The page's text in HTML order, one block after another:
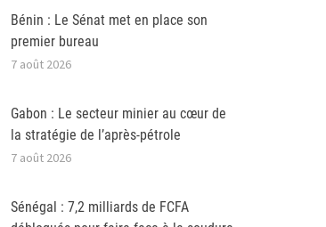
Bénin : Le Sénat met en place son
premier bureau
7 août 2026
Gabon : Le secteur minier au cœur de
la stratégie de l’après-pétrole
7 août 2026
Sénégal : 7,2 milliards de FCFA